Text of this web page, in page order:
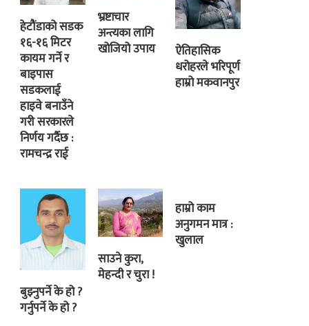
हेटौंडाको सडक
१६-१६ मिटर
कायम गर्ने र
बाइपास
सडकलाई
हाइवे बनाउँने
गरी सरकारले
निर्णय गर्दैछ :
रामचन्द्र राई
भ्रष्टाचार
अन्त्यका लागि
खोजियो उपाय
ऐतिहासिक
धरोहरले भरिपूर्ण
हाम्रो मकवानपुर
बुझ्नुपर्ने के हो ?
गर्नुपर्ने के हो ?
साउने कुरा,
मेहन्दी र चुरा !
हाम्रो काम
अनुगमन मात्र :
खुलाल